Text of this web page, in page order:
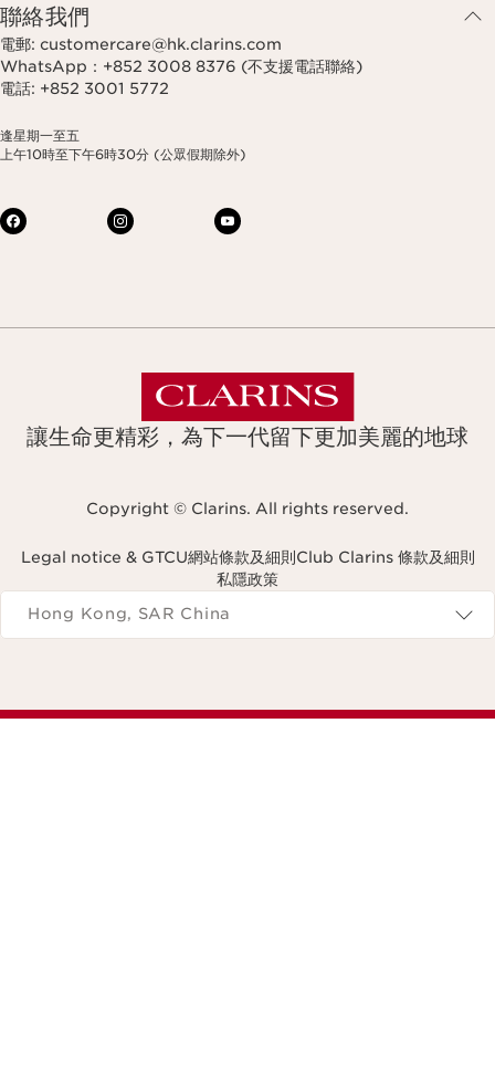
聯絡我們
電郵: customercare@hk.clarins.com
WhatsApp：+852 3008 8376 (不支援電話聯絡)
電話: +852 3001 5772
逢星期一至五
上午10時至下午6時30分 (公眾假期除外)
讓生命更精彩，為下一代留下更加美麗的地球
Copyright © Clarins. All rights reserved.
Legal notice & GTCU網站條款及細則 Club Clarins 條款及細則
私隱政策
Navigates to
Hong Kong, SAR China